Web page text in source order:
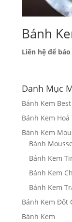
Bánh
Liên hệ để báo
Danh Mục
Bánh Kem
Bánh Kem
Bánh Kem
Bánh
Bánh Kem
Bánh Kem
Bánh Kem
Bánh Kem Đốt
Bánh Kem